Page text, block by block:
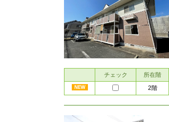
チェック 所在階
2階